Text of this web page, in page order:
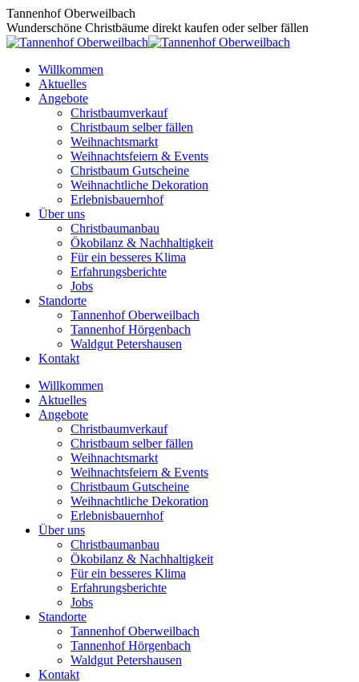
Zum
Inhalt
springen
Tannenhof Oberweilbach
Wunderschöne Christbäume direkt kaufen oder selber fällen
Willkommen
Aktuelles
Angebote
Christbaumverkauf
Christbaum selber fällen
Weihnachtsmarkt
Weihnachtsfeiern & Events
Christbaum Gutscheine
Weihnachtliche Dekoration
Erlebnisbauernhof
Über uns
Christbaumanbau
Ökobilanz & Nachhaltigkeit
Für ein besseres Klima
Erfahrungsberichte
Jobs
Standorte
Tannenhof Oberweilbach
Tannenhof Hörgenbach
Waldgut Petershausen
Kontakt
Willkommen
Aktuelles
Angebote
Christbaumverkauf
Christbaum selber fällen
Weihnachtsmarkt
Weihnachtsfeiern & Events
Christbaum Gutscheine
Weihnachtliche Dekoration
Erlebnisbauernhof
Über uns
Christbaumanbau
Ökobilanz & Nachhaltigkeit
Für ein besseres Klima
Erfahrungsberichte
Jobs
Standorte
Tannenhof Oberweilbach
Tannenhof Hörgenbach
Waldgut Petershausen
Kontakt